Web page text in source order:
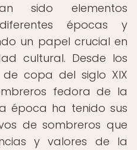
sido elementos
épocas y
un papel crucial en
cultural. Desde los
copa del siglo XIX
fedora de la
época ha tenido sus
de sombreros que
y valores de la